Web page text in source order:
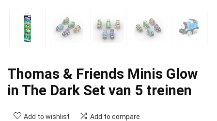
Thomas & Friends Minis Glow
in The Dark Set van 5 treinen
Add to wishlist Add to compare